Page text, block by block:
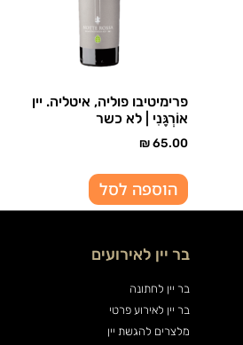
פרימיטיבו פוליה, איטליה. יין
אוֹרְגָּנִי | לא כשר
₪65.00
הוספה לסל
בר יין לאירועים
בר יין לחתונה
בר יין לאירוע פרטי
מלצרים להגשת יין